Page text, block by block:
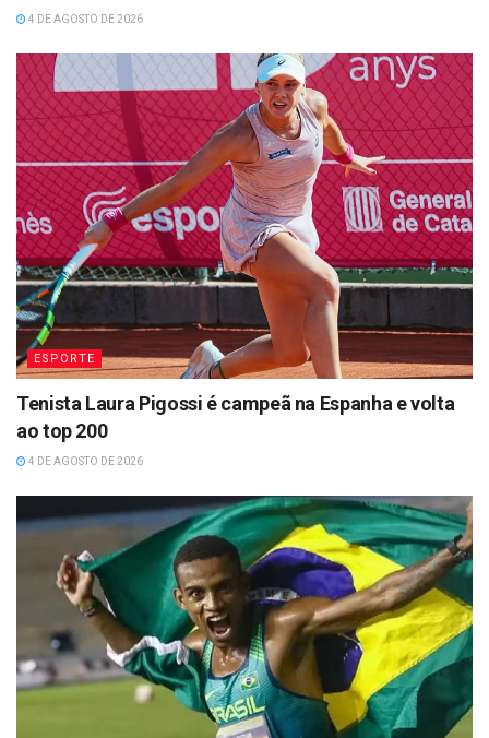
4 DE AGOSTO DE 2026
ESPORTE
Tenista Laura Pigossi é campeã na Espanha e volta
ao top 200
4 DE AGOSTO DE 2026